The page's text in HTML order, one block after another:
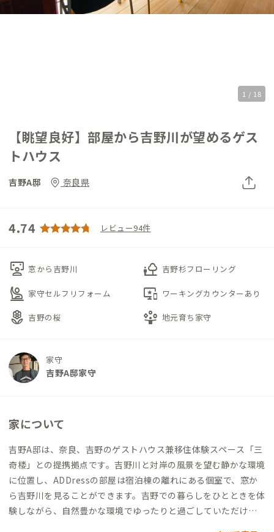
1 / 18
【眺望良好】部屋から吉野川が望めるゲス
トハウス
吉野A邸 奈良県
4.74 レビュー94件
interactive_space 窓から吉野川 nature_people 吉野杉フローリング
person_raised_hand 家守セルフリフォーム important_devices ワーキングカウンターあり
local_florist 吉野の桜 person_play 地元育ち家守
家守
吉野A邸家守
家について
吉野A邸は、奈良、吉野のゲストハウス兼移住体験スペース「三
奇楼」との提携拠点です。吉野川と対岸の風景を望む静かな環境
に位置し、ADDressの部屋は宿泊棟の離れにある個室で、窓か
ら吉野川を見ることができます。吉野での暮らしをひとときを体
験しながら、自然豊かな環境でゆったりと過ごしていただけれ